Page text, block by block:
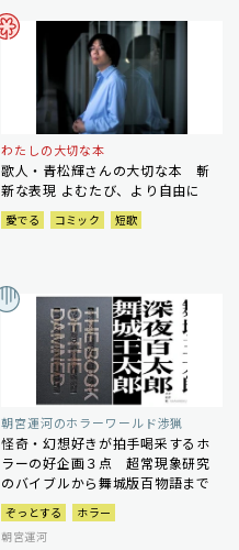
わたしの大切な本
歌人・青松輝さんの大切な本 斬
新な表現 よむたび、より自由に
愛でる コミック 短歌
朝宮運河のホラーワールド渉猟
怪奇・幻想好きが拍手喝采するホ
ラーの好企画３点 超常現象研究
のバイブルから舞城版百物語まで
ぞっとする
ホラー
朝宮運河